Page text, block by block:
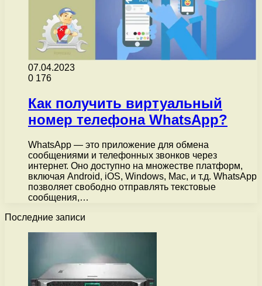
07.04.2023
0 176
Как получить виртуальный
номер телефона WhatsApp?
WhatsApp — это приложение для обмена
сообщениями и телефонных звонков через
интернет. Оно доступно на множестве платформ,
включая Android, iOS, Windows, Mac, и т.д. WhatsApp
позволяет свободно отправлять текстовые
сообщения,…
Последние записи